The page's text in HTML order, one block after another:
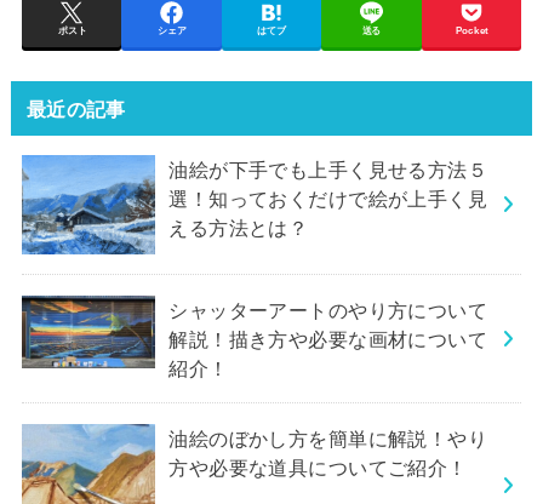
ポスト シェア はてブ 送る Pocket
最近の記事
油絵が下手でも上手く見せる方法５
選！知っておくだけで絵が上手く見
える方法とは？
シャッターアートのやり方について
解説！描き方や必要な画材について
紹介！
油絵のぼかし方を簡単に解説！やり
方や必要な道具についてご紹介！